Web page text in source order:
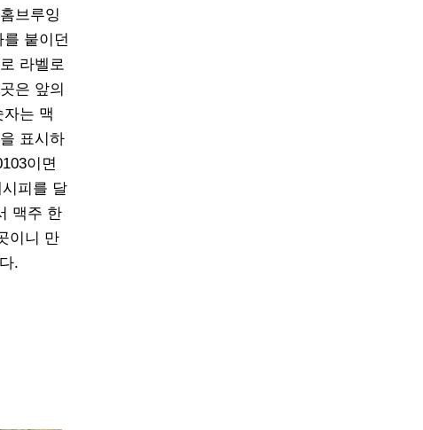
브루잉
붙이던
라벨로
은 앞의
자는 맥
표시하
이면
피를 달
맥주 한
이니 만
.